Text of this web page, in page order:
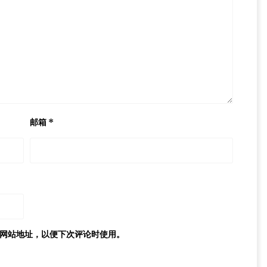
邮箱 *
站地址，以便下次评论时使用。